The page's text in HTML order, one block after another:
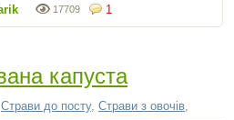
1
17709
капуста
Страви до посту, Страви з овочів,